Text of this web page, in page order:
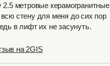
на 2GIS
2.5 метровые керамогранитные
стену для меня до сих пор
в лифт их не засунуть.